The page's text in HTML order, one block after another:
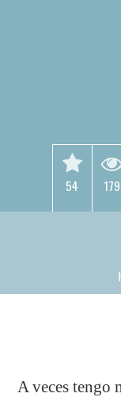
54 179
A veces tengo